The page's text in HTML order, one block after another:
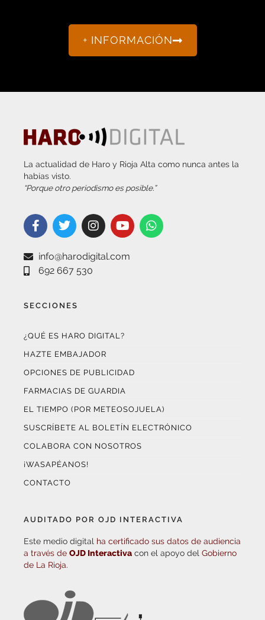
+ INFORMACIÓN
La actualidad de Haro y Rioja Alta como nunca antes la
habías visto.
“Porque otro periodismo es posible.”
info@harodigital.com
692 667 530
SECCIONES
¿QUÉ ES HARO DIGITAL?
HAZTE EMBAJADOR
OPCIONES DE PUBLICIDAD
FARMACIAS DE GUARDIA
EL TIEMPO (POR METEOSOJUELA)
SUSCRÍBETE AL BOLETÍN ELECTRÓNICO
COLABORA CON NOSOTROS
¡WASAPÉANOS!
CONTACTO
AUDITADO POR OJD INTERACTIVA
Este medio digital ha certificado sus datos de audiencia
a través de OJD Interactiva con el apoyo del Gobierno
de La Rioja.